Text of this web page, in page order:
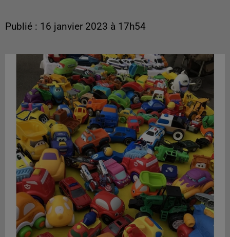
Publié : 16 janvier 2023 à 17h54